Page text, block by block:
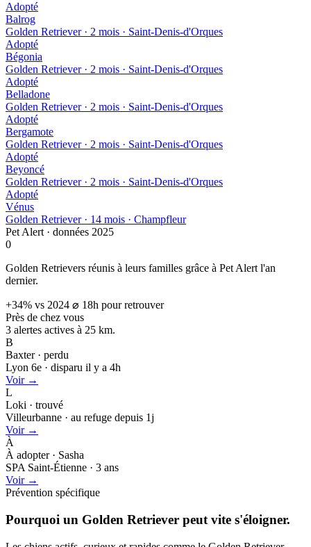
Adopté
Balrog
Golden Retriever · 2 mois · Saint-Denis-d'Orques
Adopté
Bégonia
Golden Retriever · 2 mois · Saint-Denis-d'Orques
Adopté
Belladone
Golden Retriever · 2 mois · Saint-Denis-d'Orques
Adopté
Bergamote
Golden Retriever · 2 mois · Saint-Denis-d'Orques
Adopté
Beyoncé
Golden Retriever · 2 mois · Saint-Denis-d'Orques
Adopté
Vénus
Golden Retriever · 14 mois · Champfleur
Pet Alert · données 2025
0
Golden Retrievers réunis à leurs familles grâce à Pet Alert l'an
dernier.
+34% vs 2024 ⌀ 18h pour retrouver
Près de chez vous
3 alertes actives à 25 km.
B
Baxter · perdu
Lyon 6e · disparu il y a 4h
Voir →
L
Loki · trouvé
Villeurbanne · au refuge depuis 1j
Voir →
À
À adopter · Sasha
SPA Saint-Étienne · 3 ans
Voir →
Prévention spécifique
Pourquoi un Golden Retriever peut vite s'éloigner.